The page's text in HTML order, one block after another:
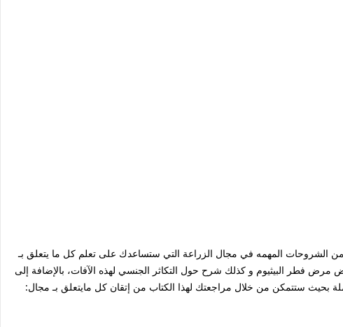
الشروحات المهمه في مجال الزراعة التي ستساعدك على تعلم كل ما يتعلق بـ
فطر البيثيوم و كذلك شرح حول التكاثر الجنسي لهذه الآفات، بالإضافة إلى
بحيث ستتمكن من خلال مراجعتك لهذا الكتاب من إتقان كل مايتعلق بـ مجال: